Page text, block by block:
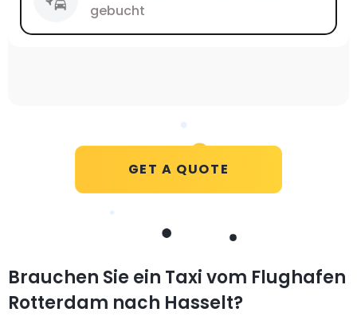
gebucht
GET A QUOTE
Brauchen Sie ein Taxi vom Flughafen
Rotterdam nach Hasselt?